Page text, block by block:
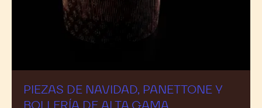
PIEZAS DE NAVIDAD, PANETTONE Y